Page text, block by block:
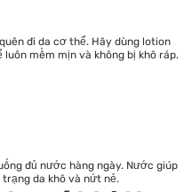
đi da cơ thể. Hãy dùng lotion
mềm mịn và không bị khô ráp.
đủ nước hàng ngày. Nước giúp
da khô và nứt nẻ.